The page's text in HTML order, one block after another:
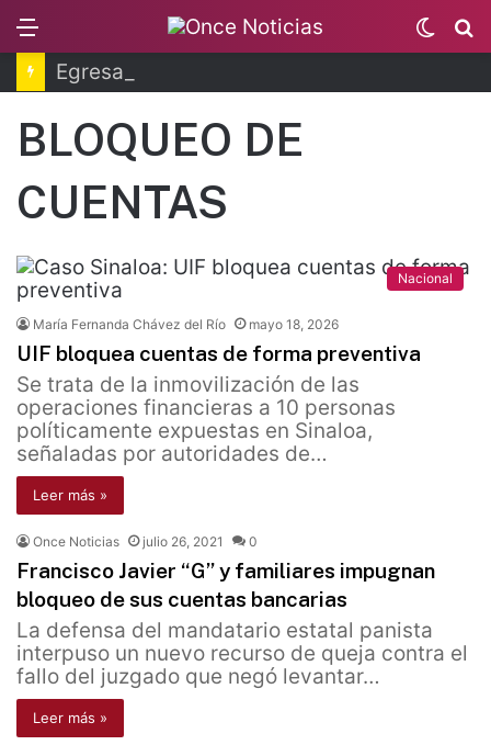
Switch
skin
BLOQUEO DE
CUENTAS
Nacional
María Fernanda Chávez del Río mayo 18, 2026
UIF bloquea cuentas de forma preventiva
Se trata de la inmovilización de las
operaciones financieras a 10 personas
políticamente expuestas en Sinaloa,
señaladas por autoridades de…
Leer más »
Once Noticias julio 26, 2021 0
Francisco Javier “G” y familiares impugnan
bloqueo de sus cuentas bancarias
La defensa del mandatario estatal panista
interpuso un nuevo recurso de queja contra el
fallo del juzgado que negó levantar…
Leer más »